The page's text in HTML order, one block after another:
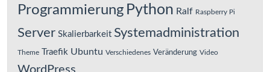
Programmierung Python Ralf Raspberry Pi
Server Skalierbarkeit Systemadministration
Theme Traefik Ubuntu Verschiedenes Veränderung Video